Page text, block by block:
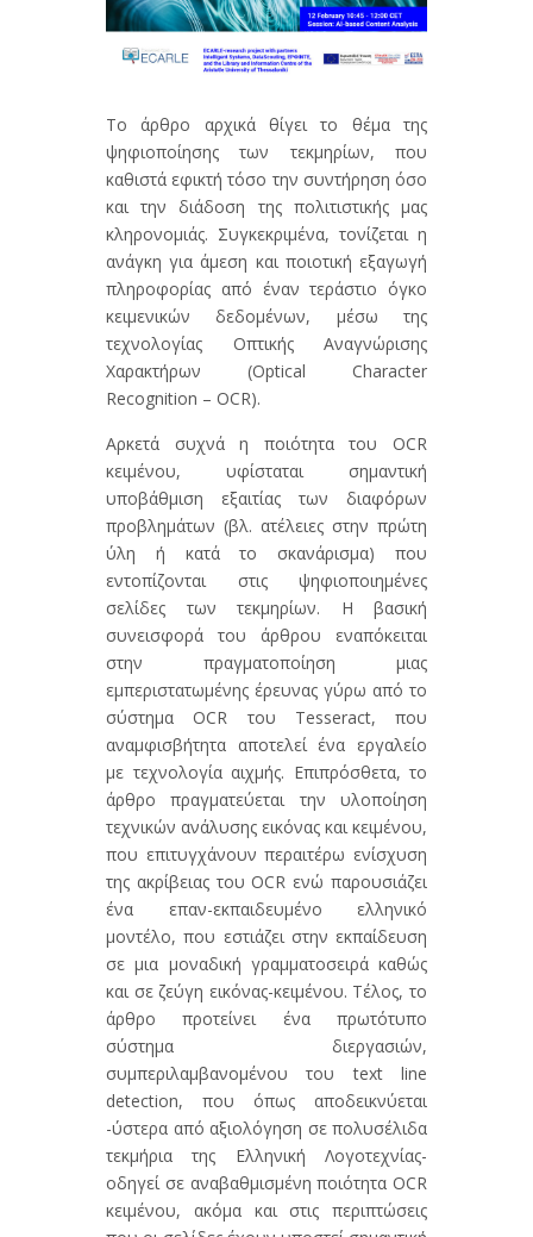
Το άρθρο αρχικά θίγει το θέμα της
ψηφιοποίησης των τεκμηρίων, που
καθιστά εφικτή τόσο την συντήρηση όσο
και την διάδοση της πολιτιστικής μας
κληρονομιάς. Συγκεκριμένα, τονίζεται η
ανάγκη για άμεση και ποιοτική εξαγωγή
πληροφορίας από έναν τεράστιο όγκο
κειμενικών δεδομένων, μέσω της
τεχνολογίας Οπτικής Αναγνώρισης
Χαρακτήρων (Optical Character
Recognition – OCR).
Αρκετά συχνά η ποιότητα του OCR
κειμένου, υφίσταται σημαντική
υποβάθμιση εξαιτίας των διαφόρων
προβλημάτων (βλ. ατέλειες στην πρώτη
ύλη ή κατά το σκανάρισμα) που
εντοπίζονται στις ψηφιοποιημένες
σελίδες των τεκμηρίων. Η βασική
συνεισφορά του άρθρου εναπόκειται
στην πραγματοποίηση μιας
εμπεριστατωμένης έρευνας γύρω από το
σύστημα OCR του Tesseract, που
αναμφισβήτητα αποτελεί ένα εργαλείο
με τεχνολογία αιχμής. Επιπρόσθετα, το
άρθρο πραγματεύεται την υλοποίηση
τεχνικών ανάλυσης εικόνας και κειμένου,
που επιτυγχάνουν περαιτέρω ενίσχυση
της ακρίβειας του OCR ενώ παρουσιάζει
ένα επαν-εκπαιδευμένο ελληνικό
μοντέλο, που εστιάζει στην εκπαίδευση
σε μια μοναδική γραμματοσειρά καθώς
και σε ζεύγη εικόνας-κειμένου. Τέλος, το
άρθρο προτείνει ένα πρωτότυπο
σύστημα διεργασιών,
συμπεριλαμβανομένου του text line
detection, που όπως αποδεικνύεται
-ύστερα από αξιολόγηση σε πολυσέλιδα
τεκμήρια της Ελληνική Λογοτεχνίας-
οδηγεί σε αναβαθμισμένη ποιότητα OCR
κειμένου, ακόμα και στις περιπτώσεις